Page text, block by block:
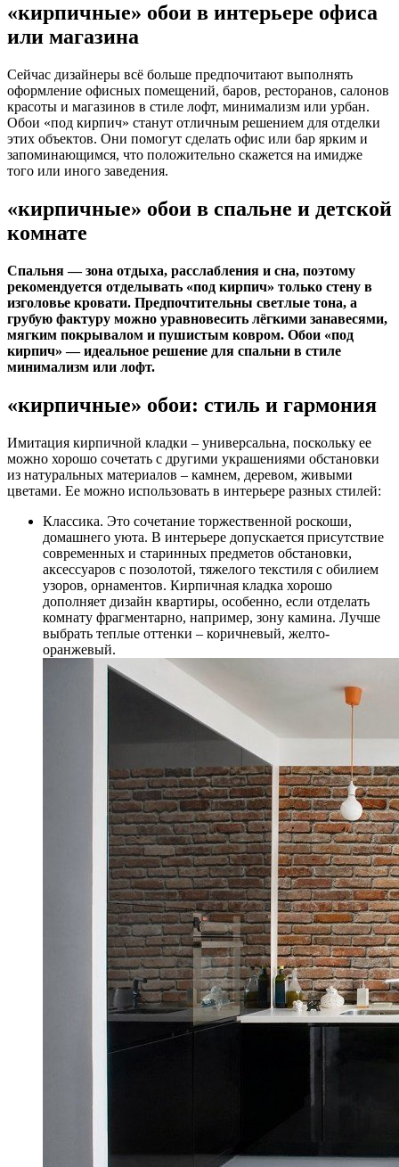
«кирпичные» обои в интерьере офиса
или магазина
Сейчас дизайнеры всё больше предпочитают выполнять
оформление офисных помещений, баров, ресторанов, салонов
красоты и магазинов в стиле лофт, минимализм или урбан.
Обои «под кирпич» станут отличным решением для отделки
этих объектов. Они помогут сделать офис или бар ярким и
запоминающимся, что положительно скажется на имидже
того или иного заведения.
«кирпичные» обои в спальне и детской
комнате
Спальня — зона отдыха, расслабления и сна, поэтому
рекомендуется отделывать «под кирпич» только стену в
изголовье кровати. Предпочтительны светлые тона, а
грубую фактуру можно уравновесить лёгкими занавесями,
мягким покрывалом и пушистым ковром. Обои «под
кирпич» — идеальное решение для спальни в стиле
минимализм или лофт.
«кирпичные» обои: стиль и гармония
Имитация кирпичной кладки – универсальна, поскольку ее
можно хорошо сочетать с другими украшениями обстановки
из натуральных материалов – камнем, деревом, живыми
цветами. Ее можно использовать в интерьере разных стилей:
Классика. Это сочетание торжественной роскоши,
домашнего уюта. В интерьере допускается присутствие
современных и старинных предметов обстановки,
аксессуаров с позолотой, тяжелого текстиля с обилием
узоров, орнаментов. Кирпичная кладка хорошо
дополняет дизайн квартиры, особенно, если отделать
комнату фрагментарно, например, зону камина. Лучше
выбрать теплые оттенки – коричневый, желто-
оранжевый.